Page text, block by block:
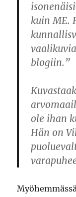
kuin ME.
blogiin.”
ole ihan
Hän on